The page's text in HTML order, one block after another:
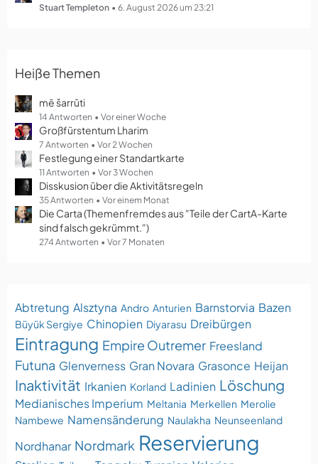
Stuart Templeton 6. August 2026 um 23:21
Heiße Themen
mē šarrūti
14 Antworten Vor einer Woche
Großfürstentum Lharim
7 Antworten Vor 2 Wochen
Festlegung einer Standartkarte
11 Antworten Vor 3 Wochen
Disskusion über die Aktivitätsregeln
35 Antworten Vor einem Monat
Die Carta (Themenfremdes aus "Teile der CartA-Karte
sind falsch gekrümmt.")
274 Antworten Vor 7 Monaten
Abtretung Alsztyna Andro Anturien Barnstorvia Bazen
Büyük Sergiye Chinopien Diyarasu Dreibürgen
Eintragung Empire Outremer Freesland
Futuna Glenverness Gran Novara Grasonce Heijan
Inaktivität Irkanien Korland Ladinien Löschung
Medianisches Imperium Meltania Merkellen Merolie
Nambewe Namensänderung Naulakha Neunseenland
Nordhanar Nordmark Reservierung